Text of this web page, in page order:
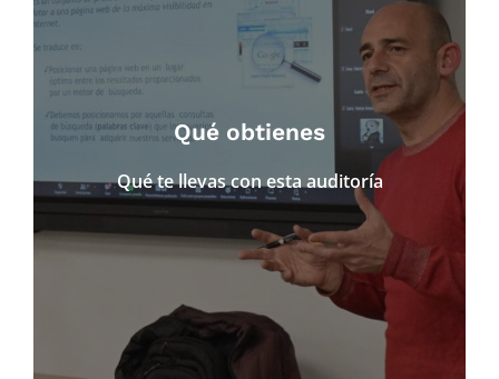
Qué obtienes
Qué te llevas con esta auditoría
● Diagnóstico claro del estado real de tu web
● Visión completa: Google + IA
● Acciones concretas y priorizadas
● Recomendaciones adaptadas a tu sector y
objetivos
● Base sólida para una estrategia SEO actual y
futura
No se trata de hacer más cosas, sino de hacer
las correctas.